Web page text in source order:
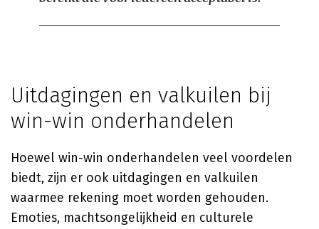
Uitdagingen en valkuilen bij
win-win onderhandelen
Hoewel win-win onderhandelen veel voordelen
biedt, zijn er ook uitdagingen en valkuilen
waarmee rekening moet worden gehouden.
Emoties, machtsongelijkheid en culturele